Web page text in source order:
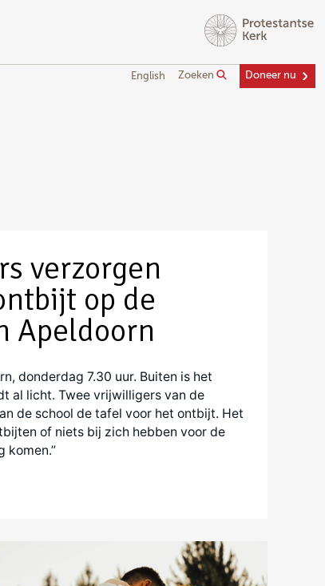
English Zoeken Doneer nu
verzorgen
op de
Apeldoorn
donderdag 7.30 uur. Buiten is het
al licht. Twee vrijwilligers van de
de school de tafel voor het ontbijt. Het
of niets bij zich hebben voor de
komen.”